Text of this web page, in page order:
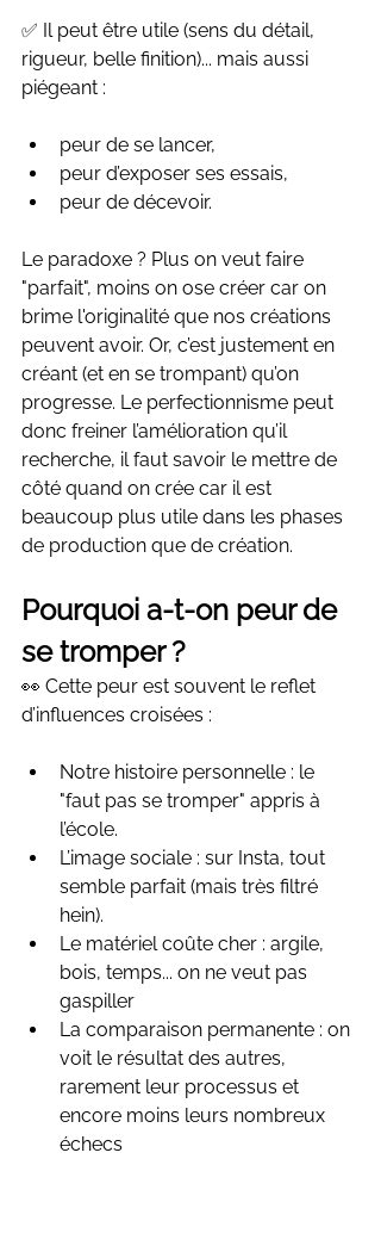
✅ Il peut être utile (sens du détail,
rigueur, belle finition)... mais aussi
piégeant :
peur de se lancer,
peur d’exposer ses essais,
peur de décevoir.
Le paradoxe ? Plus on veut faire
"parfait", moins on ose créer car on
brime l'originalité que nos créations
peuvent avoir. Or, c’est justement en
créant (et en se trompant) qu’on
progresse. Le perfectionnisme peut
donc freiner l’amélioration qu’il
recherche, il faut savoir le mettre de
côté quand on crée car il est
beaucoup plus utile dans les phases
de production que de création.
Pourquoi a-t-on peur de
se tromper ?
👀 Cette peur est souvent le reflet
d’influences croisées :
Notre histoire personnelle : le
"faut pas se tromper" appris à
l’école.
L’image sociale : sur Insta, tout
semble parfait (mais très filtré
hein).
Le matériel coûte cher : argile,
bois, temps... on ne veut pas
gaspiller
La comparaison permanente : on
voit le résultat des autres,
rarement leur processus et
encore moins leurs nombreux
échecs